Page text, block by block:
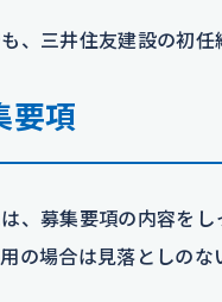
、三井住友建設の初任
要項
、募集要項の内容を
の場合は見落としのな